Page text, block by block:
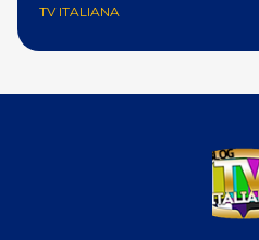
TV ITALIANA